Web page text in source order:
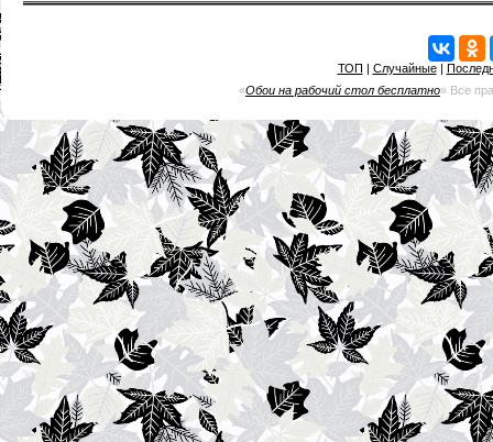
ТОП | Случайные|
«Обои на рабочий стол бесплатно» Все